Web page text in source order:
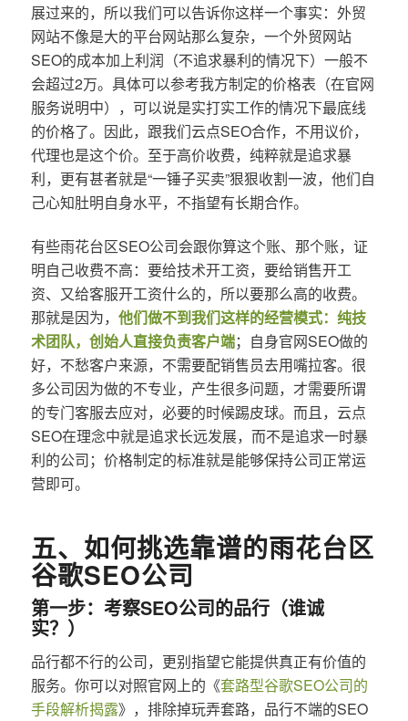
展过来的，所以我们可以告诉你这样一个事实：外贸
网站不像是大的平台网站那么复杂，一个外贸网站
SEO的成本加上利润（不追求暴利的情况下）一般不
会超过2万。具体可以参考我方制定的价格表（在官网
服务说明中），可以说是实打实工作的情况下最底线
的价格了。因此，跟我们云点SEO合作，不用议价，
代理也是这个价。至于高价收费，纯粹就是追求暴
利，更有甚者就是“一锤子买卖”狠狠收割一波，他们自
己心知肚明自身水平，不指望有长期合作。
有些雨花台区SEO公司会跟你算这个账、那个账，证
明自己收费不高：要给技术开工资，要给销售开工
资、又给客服开工资什么的，所以要那么高的收费。
那就是因为， 他们做不到我们这样的经营模式：纯技
术团队，创始人直接负责客户端；自身官网SEO做的
好，不愁客户来源，不需要配销售员去用嘴拉客。很
多公司因为做的不专业，产生很多问题，才需要所谓
的专门客服去应对，必要的时候踢皮球。而且，云点
SEO在理念中就是追求长远发展，而不是追求一时暴
利的公司；价格制定的标准就是能够保持公司正常运
营即可。
五、如何挑选靠谱的雨花台区
谷歌SEO公司
第一步：考察SEO公司的品行（谁诚
实？）
品行都不行的公司，更别指望它能提供真正有价值的
服务。你可以对照官网上的《套路型谷歌SEO公司的
手段解析揭露》，排除掉玩弄套路，品行不端的SEO